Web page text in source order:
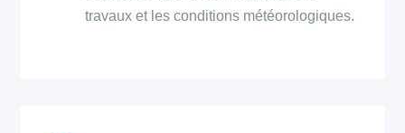
travaux et les conditions météorologiques.